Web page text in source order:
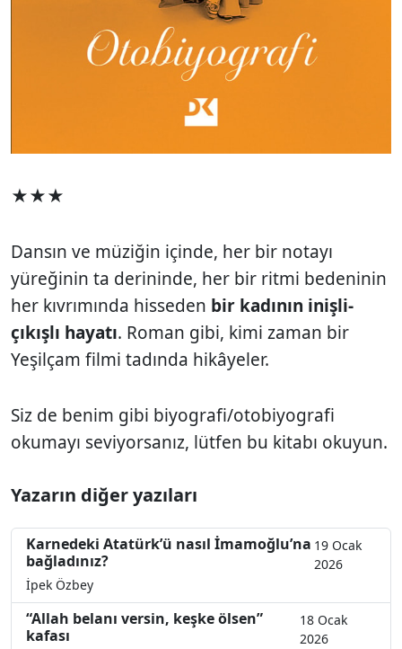
★★★
Dansın ve müziğin içinde, her bir notayı
yüreğinin ta derininde, her bir ritmi bedeninin
her kıvrımında hisseden bir kadının inişli-
çıkışlı hayatı. Roman gibi, kimi zaman bir
Yeşilçam filmi tadında hikâyeler.
Siz de benim gibi biyografi/otobiyografi
okumayı seviyorsanız, lütfen bu kitabı okuyun.
Yazarın diğer yazıları
Karnedeki Atatürk’ü nasıl İmamoğlu’na
bağladınız?
19 Ocak
2026
İpek Özbey
“Allah belanı versin, keşke ölsen”
kafası
18 Ocak
2026